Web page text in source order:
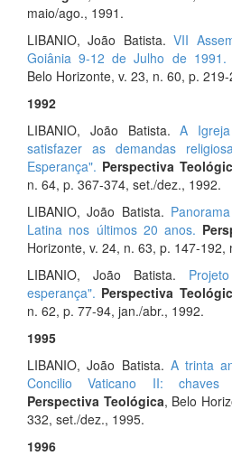
maio/ago., 1991.
LIBANIO, João Batista.VII
Goiânia 9-12 de Julho de 1991.
Belo Horizonte, v. 23, n. 60, p.
1992
LIBANIO, João Batista.A
satisfazer as demandas
Esperança". Perspectiva
n. 64, p. 367-374, set./dez., 1992.
LIBANIO, João Batista.
Latina nos últimos 20 anos.
Horizonte, v. 24, n. 63, p. 147-192,
LIBANIO, João Batista.
esperança". Perspectiva
n. 62, p. 77-94, jan./abr., 1992.
1995
LIBANIO, João Batista. A trinta
Concilio Vaticano II: chaves
Perspectiva Teológica, Belo
332, set./dez., 1995.
1996